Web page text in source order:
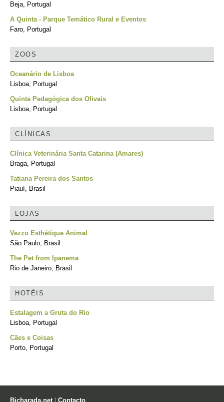
Beja, Portugal
A Quinta - Parque Temático Rural e Eventos
Faro, Portugal
ZOOS
Oceanário de Lisboa
Lisboa, Portugal
Quinta Pedagógica dos Olivais
Lisboa, Portugal
CLÍNICAS
Clínica Veterinária Santa Catarina (Amares)
Braga, Portugal
Tatiana Pereira dos Santos
Piauí, Brasil
LOJAS
Vezzo Esthétique Animal
São Paulo, Brasil
The Pet from Ipanema
Rio de Janeiro, Brasil
HOTÉIS
Estalagem a Gruta do Rio
Lisboa, Portugal
Cães e Coisas
Porto, Portugal
Bicharada.net Contacto